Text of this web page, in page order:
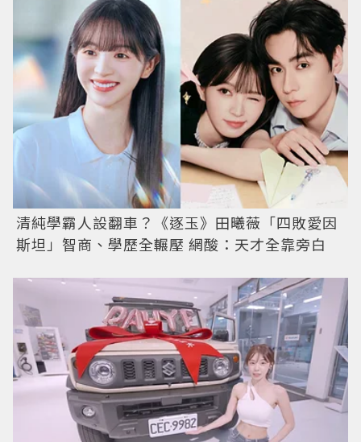
清純學霸人設翻車？《逐玉》田曦薇「四敗愛因
斯坦」智商、學歷全輾壓 網酸：天才全靠旁白